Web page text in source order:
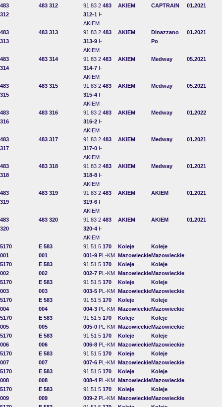
483
312
483 312 91 83 2 483
312-1 I-
AKIEM
AKIEM CAPTRAIN 01.2021
483
313
483 313 91 83 2 483
313-9 I-
AKIEM
AKIEM
Dinazzano
Po
01.2021
483
314
483 314 91 83 2 483
314-7 I-
AKIEM
AKIEM Medway 05.2021
483
315
483 315 91 83 2 483
315-4 I-
AKIEM
AKIEM Medway 05.2021
483
316
483 316 91 83 2 483
316-2 I-
AKIEM
AKIEM Medway 01.2022
483
317
483 317 91 83 2 483
317-0 I-
AKIEM
AKIEM Medway 01.2021
483
318
483 318 91 83 2 483
318-8 I-
AKIEM
AKIEM Medway 01.2021
483
319
483 319 91 83 2 483
319-6 I-
AKIEM
AKIEM AKIEM 01.2021
483
320
483 320 91 83 2 483
320-4 I-
AKIEM
AKIEM AKIEM 01.2021
5170
001
E 583
001
91 51 5 170
001-9 PL-KM
Koleje
Mazowieckie
Koleje
Mazowieckie
5170
002
E 583
002
91 51 5 170
002-7 PL-KM
Koleje
Mazowieckie
Koleje
Mazowieckie
5170
003
E 583
003
91 51 5 170
003-5 PL-KM
Koleje
Mazowieckie
Koleje
Mazowieckie
5170
004
E 583
004
91 51 5 170
004-3 PL-KM
Koleje
Mazowieckie
Koleje
Mazowieckie
5170
005
E 583
005
91 51 5 170
005-0 PL-KM
Koleje
Mazowieckie
Koleje
Mazowieckie
5170
006
E 583
006
91 51 5 170
006-8 PL-KM
Koleje
Mazowieckie
Koleje
Mazowieckie
5170
007
E 583
007
91 51 5 170
007-6 PL-KM
Koleje
Mazowieckie
Koleje
Mazowieckie
5170
008
E 583
008
91 51 5 170
008-4 PL-KM
Koleje
Mazowieckie
Koleje
Mazowieckie
5170
009
E 583
009
91 51 5 170
009-2 PL-KM
Koleje
Mazowieckie
Koleje
Mazowieckie